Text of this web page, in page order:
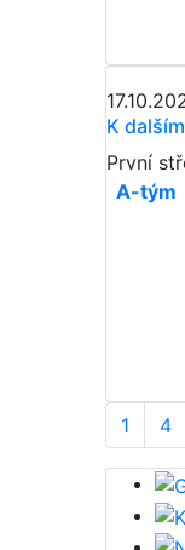
K
První
A-tým
1 4